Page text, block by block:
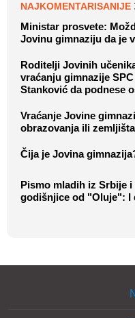
NAJKOMENTARISANIJE
Ministar prosvete:
Jovinu gimnaziju da je
Roditelji Jovinih
vraćanju gimnazije
Stanković da podnese
Vraćanje Jovine
obrazovanja ili
Čija je Jovina
Pismo mladih iz Srbije
godišnjice od "Oluje": I